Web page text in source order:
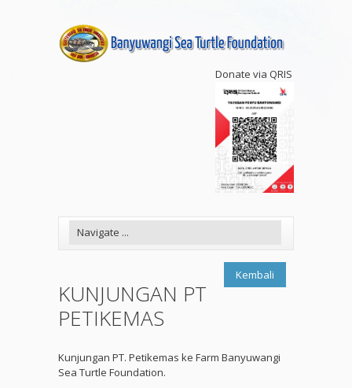
Donate via QRIS
Kembali
KUNJUNGAN PT
PETIKEMAS
Kunjungan PT. Petikemas ke Farm Banyuwangi
Sea Turtle Foundation.